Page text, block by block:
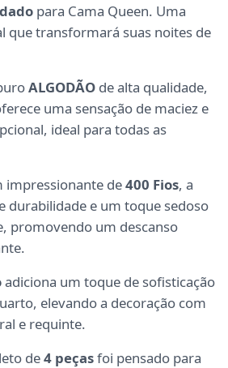
para Cama Queen. Uma
que transformará suas noites de
ALGODÃO de alta qualidade,
uma sensação de maciez e
ideal para todas as
impressionante de400 Fios, a
durabilidade e um toque sedoso
promovendo um descanso
adiciona um toque de sofisticação
elevando a decoração com
e requinte.
de4 peçasfoi pensado para